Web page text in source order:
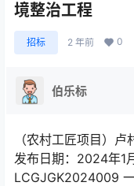
境整治工程
招标 2 年前 0
伯乐标
（农村工匠项目）
发布日期：2024年1
LCGJGK2024009